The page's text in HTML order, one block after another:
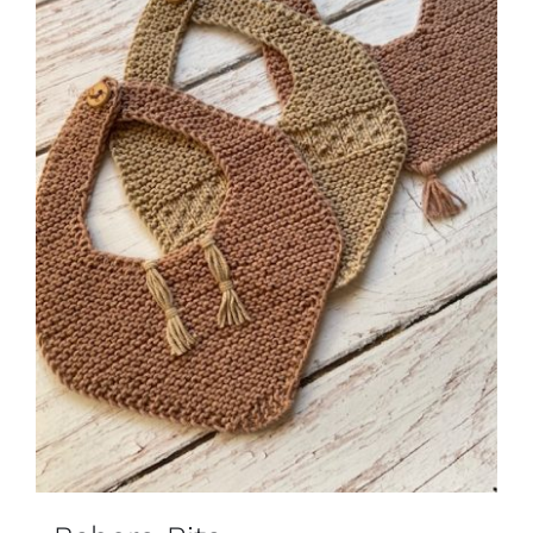
Blog
Contacto
Newsletter
Carrito
Mi cuenta